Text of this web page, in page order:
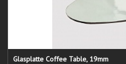
Glasplatte Coffee Table, 19mm